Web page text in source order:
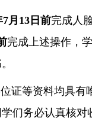
7月 13 日前完成人
完成上述操作，
证等资料均具有
们务必认真核对